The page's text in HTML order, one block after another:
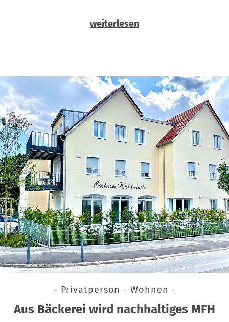
weiterlesen
- Privatperson - Wohnen -
Aus Bäckerei wird nachhaltiges MFH